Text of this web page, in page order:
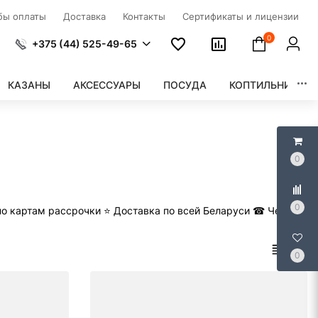
0
0
0
оплаты Доставка Контакты Сертификаты и лицензии
+375 (44) 525-49-65
0
КАЗАНЫ АКСЕССУАРЫ ПОСУДА КОПТИЛЬНИ
картам рассрочки ⭐️ Доставка по всей Беларуси ☎ Черная